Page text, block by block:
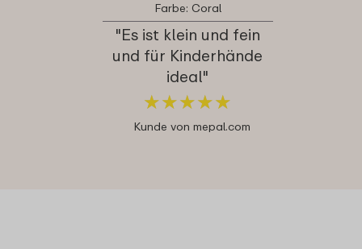
Farbe: Coral
"Es ist klein und fein
und für Kinderhände
ideal"
★★★★★
★★★★★
Kunde von mepal.com